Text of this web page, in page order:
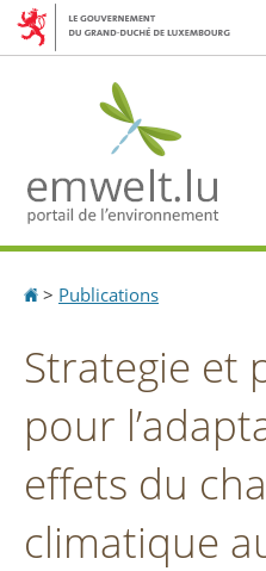
Aller
Aller
Accueil
> Publications
Strategie et
pour
eﬀets du
climatique